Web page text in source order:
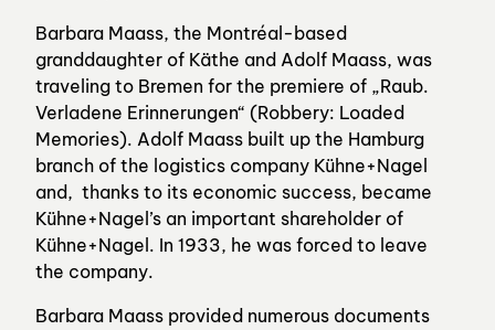
Barbara Maass, the Montréal-based
granddaughter of Käthe and Adolf Maass, was
traveling to Bremen for the premiere of „Raub.
Verladene Erinnerungen“ (Robbery: Loaded
Memories). Adolf Maass built up the Hamburg
branch of the logistics company Kühne+Nagel
and, thanks to its economic success, became
Kühne+Nagel’s an important shareholder of
Kühne+Nagel. In 1933, he was forced to leave
the company.
Barbara Maass provided numerous documents